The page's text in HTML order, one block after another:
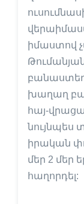
իմաստով
խաղաղ
հայ-
նույնպես
իրական
մեր 2 մեր
հաղորդել: